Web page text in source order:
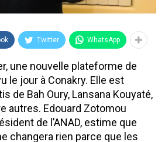
Twitter WhatsApp
une nouvelle plateforme de
le jour à Conakry. Elle est
de Bah Oury, Lansana Kouyaté,
autres. Edouard Zotomou
de l’ANAD, estime que
changera rien parce que les